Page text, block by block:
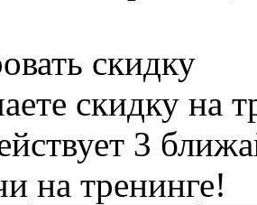
скидку
скидку на
3
на тренинге!